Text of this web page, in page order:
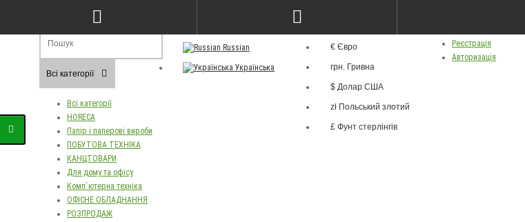
Реєстрація
Авторизація
€ Євро
грн. Гривна
$ Долар США
zł Польський злотий
£ Фунт стерлінгів
Russian
Українська
Закладки (0)
Всі категорії
Всі категорії
HORECA
Папір і паперові вироби
ПОБУТОВА ТЕХНІКА
КАНЦТОВАРИ
Для дому та офісу
Комп`ютерна техніка
ОФІСНЕ ОБЛАДНАННЯ
РОЗПРОДАЖ